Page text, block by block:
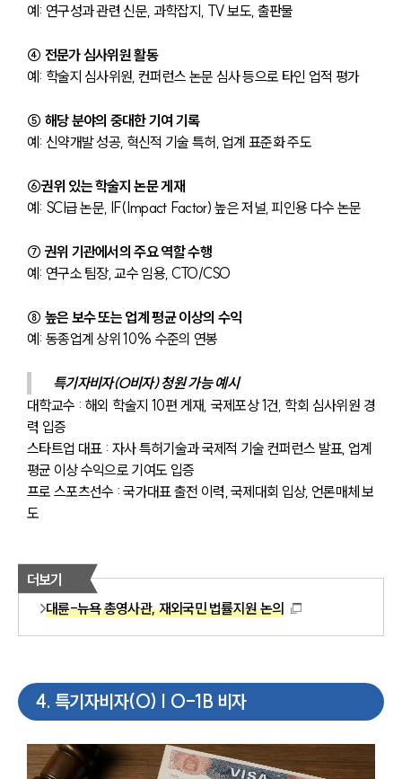
예: 연구성과 관련 신문, 과학잡지, TV 보도, 출판물
④ 전문가 심사위원 활동
예: 학술지 심사위원, 컨퍼런스 논문 심사 등으로 타인 업적 평가
⑤ 해당 분야의 중대한 기여 기록
예: 신약개발 성공, 혁신적 기술 특허, 업계 표준화 주도
⑥권위 있는 학술지 논문 게재
예: SCI급 논문, IF(Impact Factor) 높은 저널, 피인용 다수 논문
⑦ 권위 기관에서의 주요 역할 수행
예: 연구소 팀장, 교수 임용, CTO/CSO
⑧ 높은 보수 또는 업계 평균 이상의 수익
예: 동종업계 상위 10% 수준의 연봉
특기자비자(O비자) 청원 가능 예시
대학교수 : 해외 학술지 10편 게재, 국제포상 1건, 학회 심사위원 경
력 입증
스타트업 대표 : 자사 특허기술과 국제적 기술 컨퍼런스 발표, 업계
평균 이상 수익으로 기여도 입증
프로 스포츠선수 : 국가대표 출전 이력, 국제대회 입상, 언론매체 보
도
더보기
대륜-뉴욕 총영사관, 재외국민 법률지원 논의
4. 특기자비자(O) | O-1B 비자